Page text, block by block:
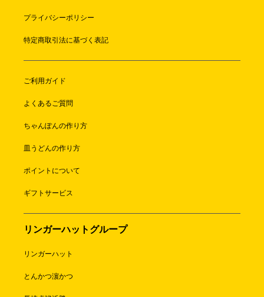
プライバシーポリシー
特定商取引法に基づく表記
ご利用ガイド
よくあるご質問
ちゃんぽんの作り方
皿うどんの作り方
ポイントについて
ギフトサービス
リンガーハットグループ
リンガーハット
とんかつ濵かつ